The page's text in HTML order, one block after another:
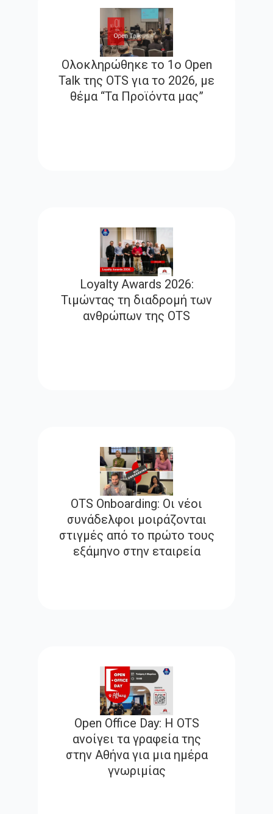
Ολοκληρώθηκε το 1ο Open
Talk της OTS για το 2026, με
θέμα “Τα Προϊόντα μας”
Loyalty Awards 2026:
Τιμώντας τη διαδρομή των
ανθρώπων της OTS
OTS Onboarding: Οι νέοι
συνάδελφοι μοιράζονται
στιγμές από το πρώτο τους
εξάμηνο στην εταιρεία
Open Office Day: Η OTS
ανοίγει τα γραφεία της
στην Αθήνα για μια ημέρα
γνωριμίας